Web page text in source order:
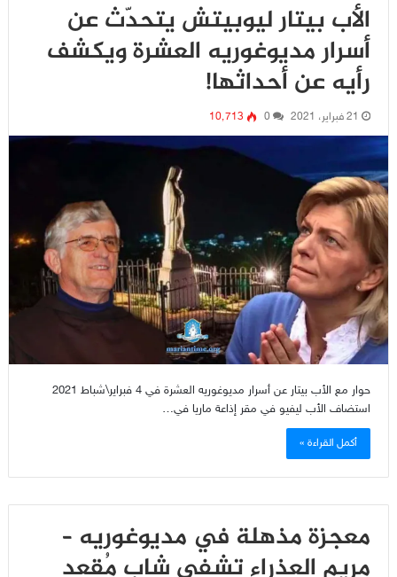
الأب بيتار ليوبيتش يتحدّث عن
أسرار مديوغوريه العشرة ويكشف
رأيه عن أحداثها!
21 فبراير، 2021 0 10٬713
حوار مع الأب بيتار عن أسرار مديوغوريه العشرة في 4 فبراير\شباط 2021
استضاف الأب ليفيو في مقر إذاعة ماريا في…
أكمل القراءة »
معجزة مذهلة في مديوغوريه –
مريم العذراء تشفي شاب مُقعد